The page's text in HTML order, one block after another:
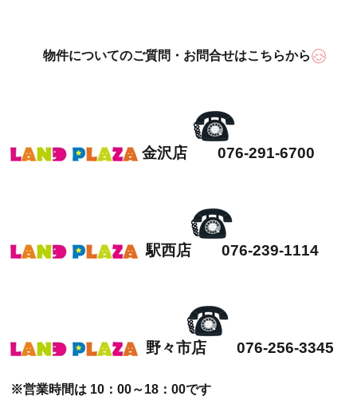
物件についてのご質問・お問合せはこちらから
金沢店 076-291-6700
駅西店 076-239-1114
野々市店 076-256-3345
※営業時間は 10：00～18：00です